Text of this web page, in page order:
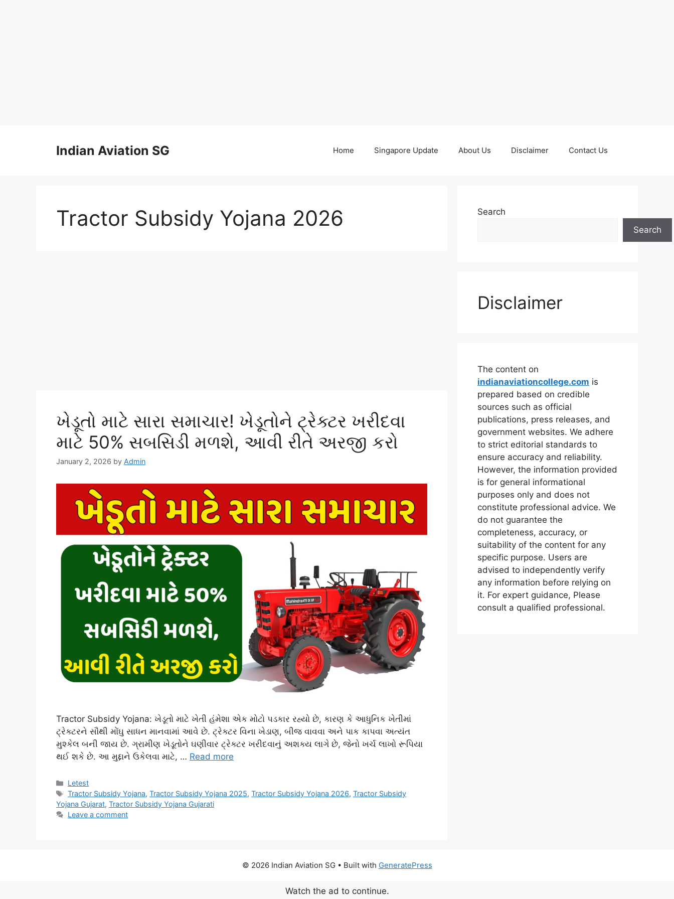
Indian Aviation SG Home Singapore Update About Us Disclaimer Contact Us
Tractor Subsidy Yojana 2026
ખેડૂતો માટે સારા સમાચાર! ખેડૂતોને ટ્રેક્ટર ખરીદવા
માટે 50% સબસિડી મળશે, આવી રીતે અરજી કરો
January 2, 2026 by Admin
Tractor Subsidy Yojana: ખેડૂતો માટે ખેતી હંમેશા એક મોટો પડકાર રહ્યો છે, કારણ કે આધુનિક ખેતીમાં
ટ્રેક્ટરને સૌથી મોંઘુ સાધન માનવામાં આવે છે. ટ્રેક્ટર વિના ખેડાણ, બીજ વાવવા અને પાક કાપવા અત્યંત
મુશ્કેલ બની જાય છે. ગ્રામીણ ખેડૂતોને ઘણીવાર ટ્રેક્ટર ખરીદવાનું અશક્ય લાગે છે, જેનો ખર્ચ લાખો રૂપિયા
થઈ શકે છે. આ મુદ્દાને ઉકેલવા માટે, … Read more
Categories
Letest
Tags
Tractor Subsidy Yojana,Tractor Subsidy Yojana 2025,Tractor Subsidy Yojana 2026,Tractor Subsidy
Yojana Gujarat, Tractor Subsidy Yojana Gujarati
Leave a comment
Search
Search
Disclaimer
The content on
indianaviationcollege.com is
prepared based on credible
sources such as official
publications, press releases, and
government websites. We adhere
to strict editorial standards to
ensure accuracy and reliability.
However, the information provided
is for general informational
purposes only and does not
constitute professional advice. We
do not guarantee the
completeness, accuracy, or
suitability of the content for any
specific purpose. Users are
advised to independently verify
any information before relying on
it. For expert guidance, Please
consult a qualified professional.
© 2026 Indian Aviation SG• Built with GeneratePress
Watch the ad to continue.